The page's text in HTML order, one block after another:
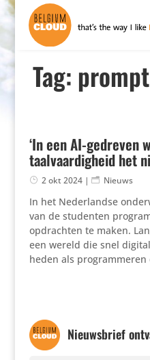
Tag:
‘In een AI-gedreven
taalvaardigheid het
2 okt 2024| Nieuws
In het Neder­landse
van de studenten
opdrachten te maken.
een wereld die snel
heden als
Nieuwsbrief